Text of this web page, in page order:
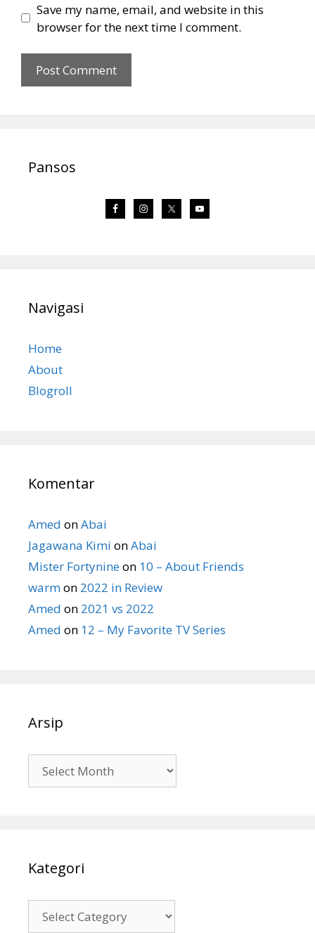
Save my name, email, and website in this
browser for the next time I comment.
Pansos
Navigasi
Home
About
Blogroll
Komentar
Amed onAbai
Jagawana Kimi onAbai
Mister Fortynineon 10 – About Friends
warmon 2022 in Review
Amed on 2021 vs 2022
Amed on 12 – My Favorite TV Series
Arsip
Kategori